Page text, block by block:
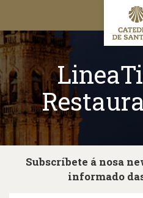
Toggle
Subscríbete á nosa
informado